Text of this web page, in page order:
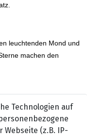
leuchtenden Mond und
machen den
und startet
Nun hat sie viel Zeit,
Technologien auf
Webseite (z.B. IP-